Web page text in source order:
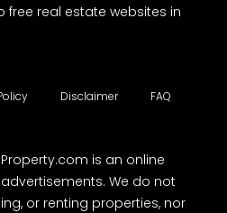
real estate websites in
Disclaimer FAQ
is an online
We do not
or renting properties, nor